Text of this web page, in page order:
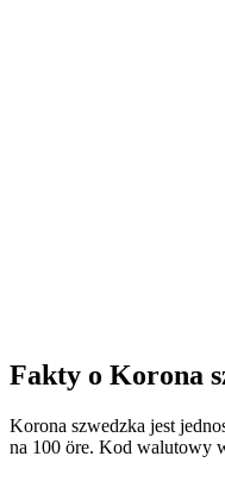
Fakty o Korona
Korona szwedzka jest
na 100 öre. Kod walutowy